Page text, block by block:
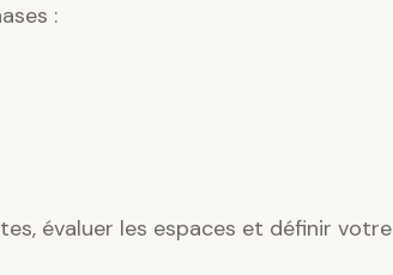
:
évaluer les espaces et définir votre